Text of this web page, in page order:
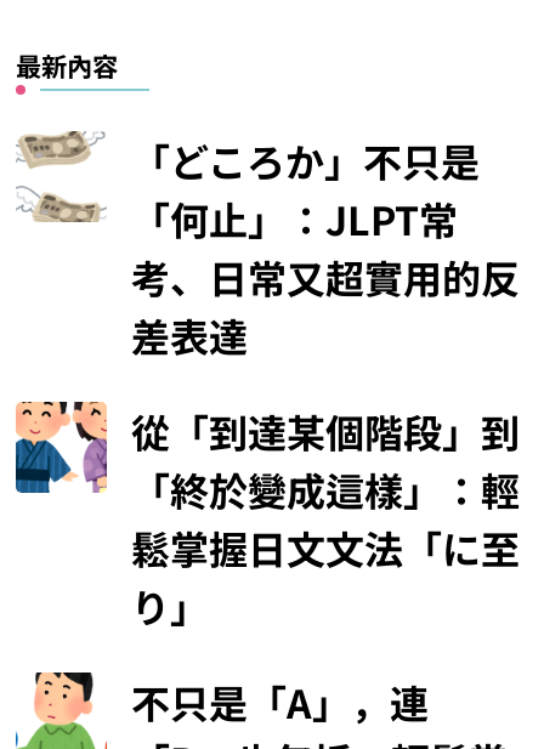
最新內容
「どころか」不只是
「何止」：JLPT常
考、日常又超實用的反
差表達
從「到達某個階段」到
「終於變成這樣」：輕
鬆掌握日文文法「に至
り」
不只是「A」，連